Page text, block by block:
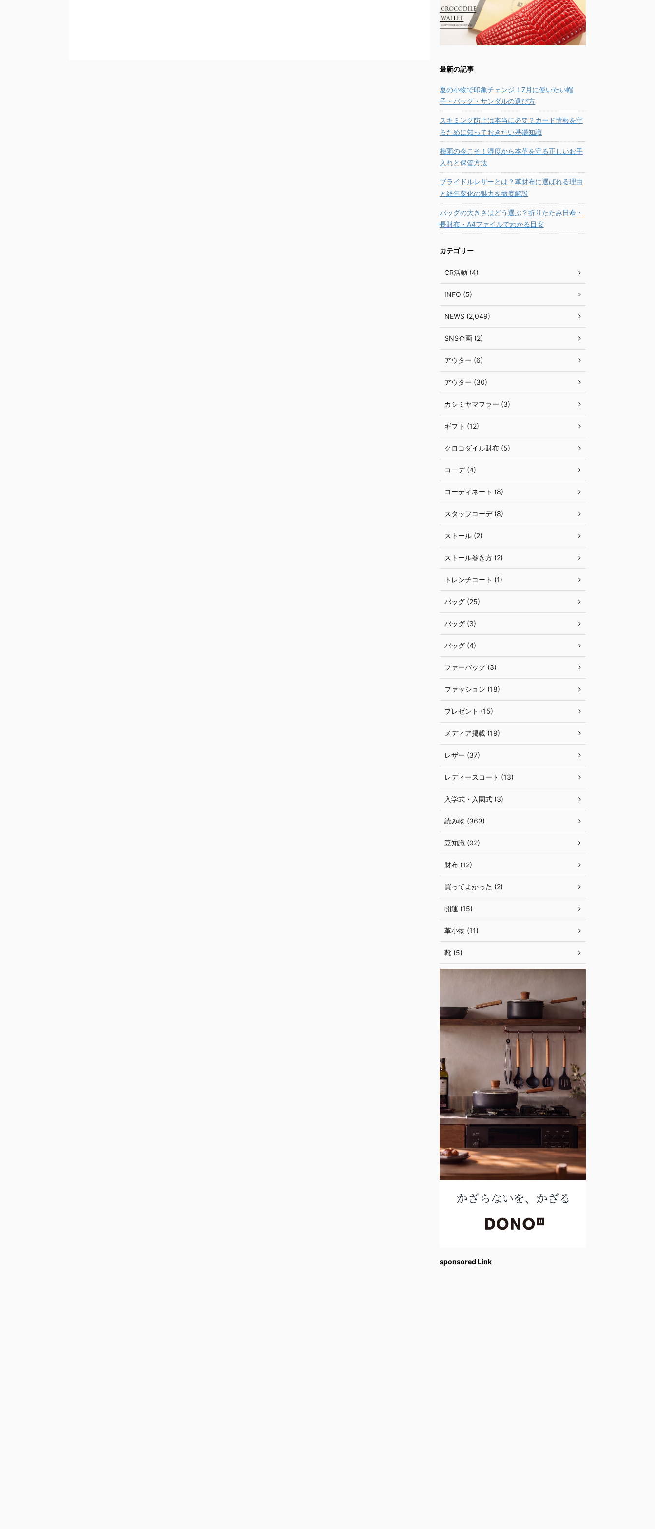
最新の記事
夏の小物で印象チェンジ！7月に使いたい帽
子・バッグ・サンダルの選び方
スキミング防止は本当に必要？カード情報を守
るために知っておきたい基礎知識
梅雨の今こそ！湿度から本革を守る正しいお手
入れと保管方法
ブライドルレザーとは？革財布に選ばれる理由
と経年変化の魅力を徹底解説
バッグの大きさはどう選ぶ？折りたたみ日傘・
長財布・A4ファイルでわかる目安
カテゴリー
CR活動 (4)
INFO (5)
NEWS (2,049)
SNS企画 (2)
アウター (6)
アウター (30)
カシミヤマフラー (3)
ギフト (12)
クロコダイル財布 (5)
コーデ (4)
コーディネート (8)
スタッフコーデ (8)
ストール (2)
ストール巻き方 (2)
トレンチコート (1)
バッグ (25)
バッグ (3)
バッグ (4)
ファーバッグ (3)
ファッション (18)
プレゼント (15)
メディア掲載 (19)
レザー (37)
レディースコート (13)
入学式・入園式 (3)
読み物 (363)
豆知識 (92)
財布 (12)
買ってよかった (2)
開運 (15)
革小物 (11)
靴 (5)
sponsored Link